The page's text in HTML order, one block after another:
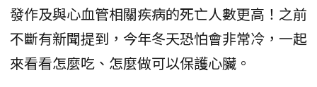
發作及與心血管相關疾病的死亡人數更高！之前
不斷有新聞提到，今年冬天恐怕會非常冷，一起
來看看怎麼吃、怎麼做可以保護心臟。